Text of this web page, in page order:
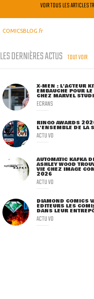
VOIR TOUS LES ARTICLES
COMICSBLOG.fr
LES DERNIÈRES ACTUS TOUT VOIR
X-MEN : L'ACTEUR
EMBAUCHÉ POUR
CHEZ MARVEL
ECRANS
RINGO AWARDS
L'ENSEMBLE DE LA
ACTU VO
AUTOMATIC KAFKA
ASHLEY WOOD
VIE CHEZ IMAGE
2026
ACTU VO
DIAMOND COMICS
ÉDITEURS LES
DANS LEUR
ACTU VO